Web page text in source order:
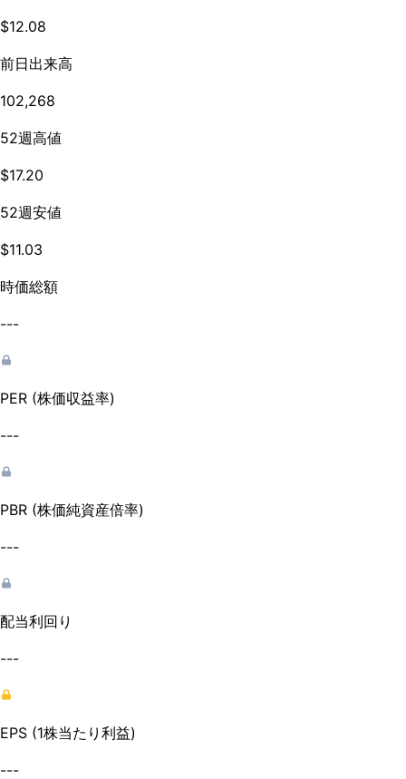
$12.08
前日出来高
102,268
52週高値
$17.20
52週安値
$11.03
時価総額
---
PER (株価収益率)
---
PBR (株価純資産倍率)
---
配当利回り
---
EPS (1株当たり利益)
---